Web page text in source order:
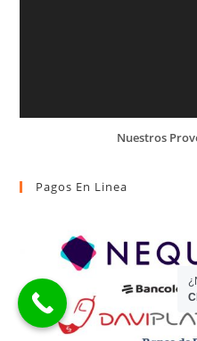
Nuestros
Pagos En Linea